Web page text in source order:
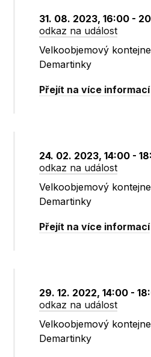
31. 08. 2023, 16:00 -
odkaz na událost
Velkoobjemový
Demartinky
Přejít na více informací
24. 02. 2023, 14:00 -
odkaz na událost
Velkoobjemový
Demartinky
Přejít na více informací
29. 12. 2022, 14:00 -
odkaz na událost
Velkoobjemový
Demartinky